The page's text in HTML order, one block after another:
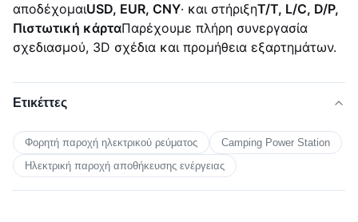
αποδέχομαιUSD, EUR, CNY· και στήριξηΤ/Τ, L/C, D/P,
Πιστωτική κάρταΠαρέχουμε πλήρη συνεργασία
σχεδιασμού, 3D σχέδια και προμήθεια εξαρτημάτων.
Ετικέττες
Φορητή παροχή ηλεκτρικού ρεύματος
Camping Power Station
Ηλεκτρική παροχή αποθήκευσης ενέργειας